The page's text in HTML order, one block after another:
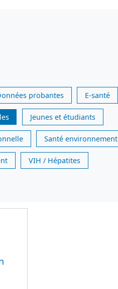
probantes E-santé
Jeunes et étudiants
Santé environnement
VIH / Hépatites